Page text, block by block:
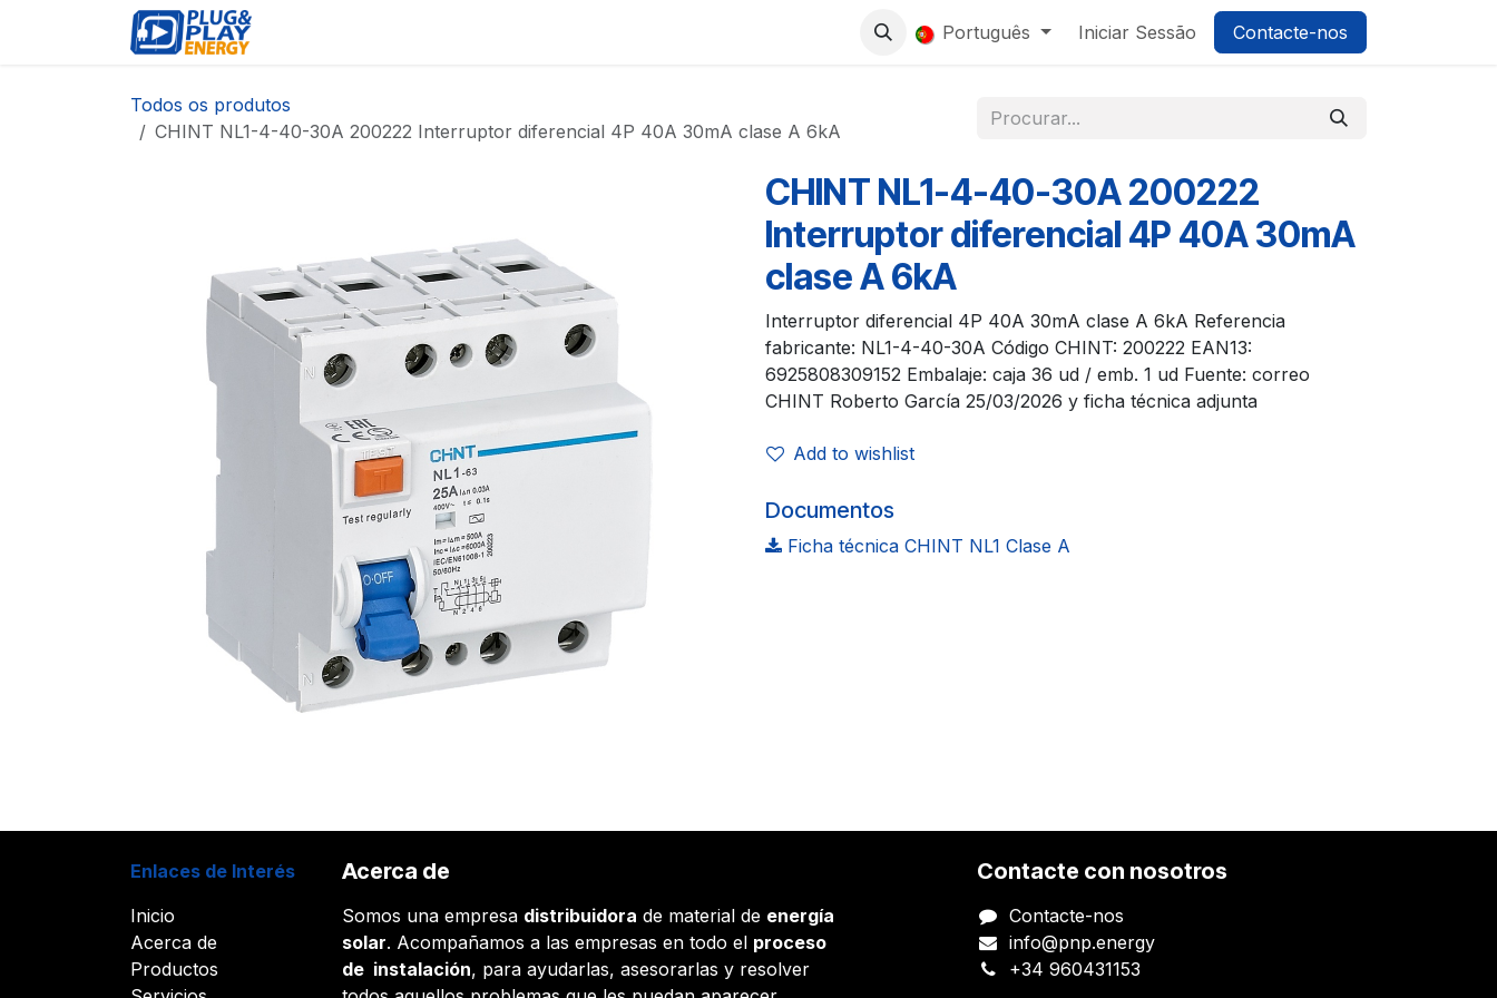
Pular para o conteúdo
0 Português Iniciar Sessão Contacte-nos
Todos os produtos
CHINT NL1-4-40-30A 200222 Interruptor diferencial 4P 40A 30mA clase A 6kA
CHINT NL1-4-40-30A 200222
Interruptor diferencial 4P 40A 30mA
clase A 6kA
Interruptor diferencial 4P 40A 30mA clase A 6kA Referencia
fabricante: NL1-4-40-30A Código CHINT: 200222 EAN13:
6925808309152 Embalaje: caja 36 ud / emb. 1 ud Fuente: correo
CHINT Roberto García 25/03/2026 y ficha técnica adjunta
Add to wishlist
Documentos
Ficha técnica CHINT NL1 Clase A
Enlaces de Interés
Inicio
Acerca de
Productos
Acerca de
Somos una empresa distribuidora de material de energía
solar. Acompañamos a las empresas en todo el proceso
de instalación, para ayudarlas, asesorarlas y resolver
Contacte con nosotros
Contacte-nos
info@pnp.energy
+34 960431153